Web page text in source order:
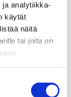
ja analytiikka-
käytät
näitä
tai joita on